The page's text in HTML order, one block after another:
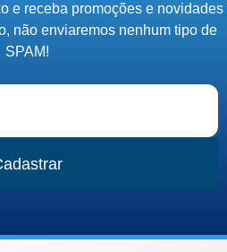
e receba promoções e novidades
não enviaremos nenhum tipo de
SPAM!